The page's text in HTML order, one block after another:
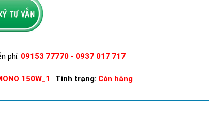
phí: 09153 77770 - 0937 017 717
150W_1 Tình trạng: Còn hàng